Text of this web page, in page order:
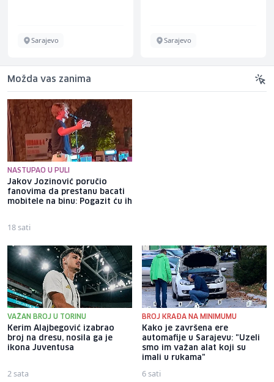
Sarajevo Sarajevo
Možda vas zanima
NASTUPAO U PULI
Jakov Jozinović poručio
fanovima da prestanu bacati
mobitele na binu: Pogazit ću ih
18 sati
VAŽAN BROJ U TORINU
Kerim Alajbegović izabrao
broj na dresu, nosila ga je
ikona Juventusa
2 sata
BROJ KRAĐA NA MINIMUMU
Kako je završena ere
automafije u Sarajevu: "Uzeli
smo im važan alat koji su
imali u rukama"
6 sati